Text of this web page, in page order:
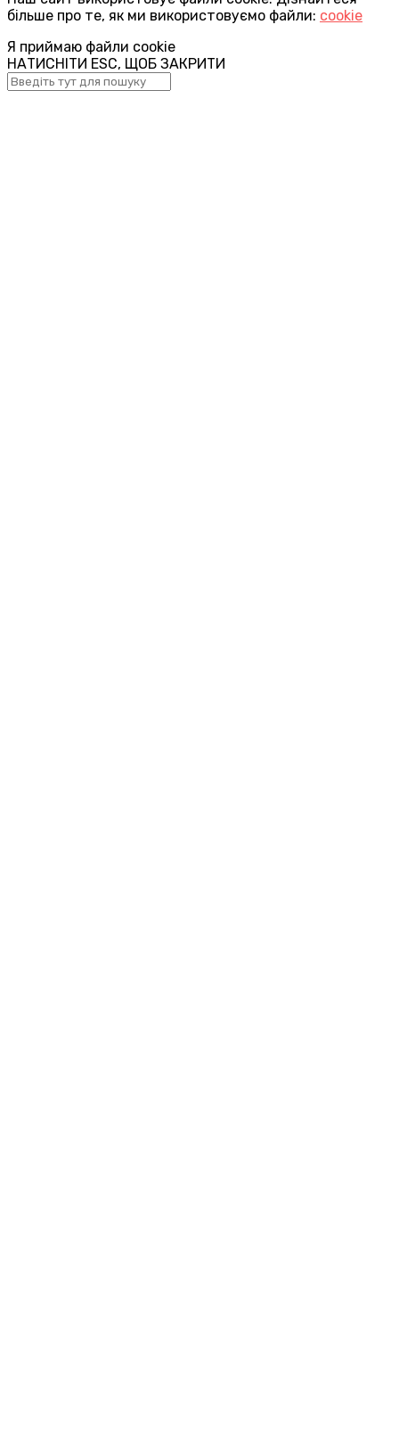
більше про те, як ми використовуємо файли: cookie
Я приймаю файли cookie
НАТИСНІТИ ESC, ЩОБ ЗАКРИТИ